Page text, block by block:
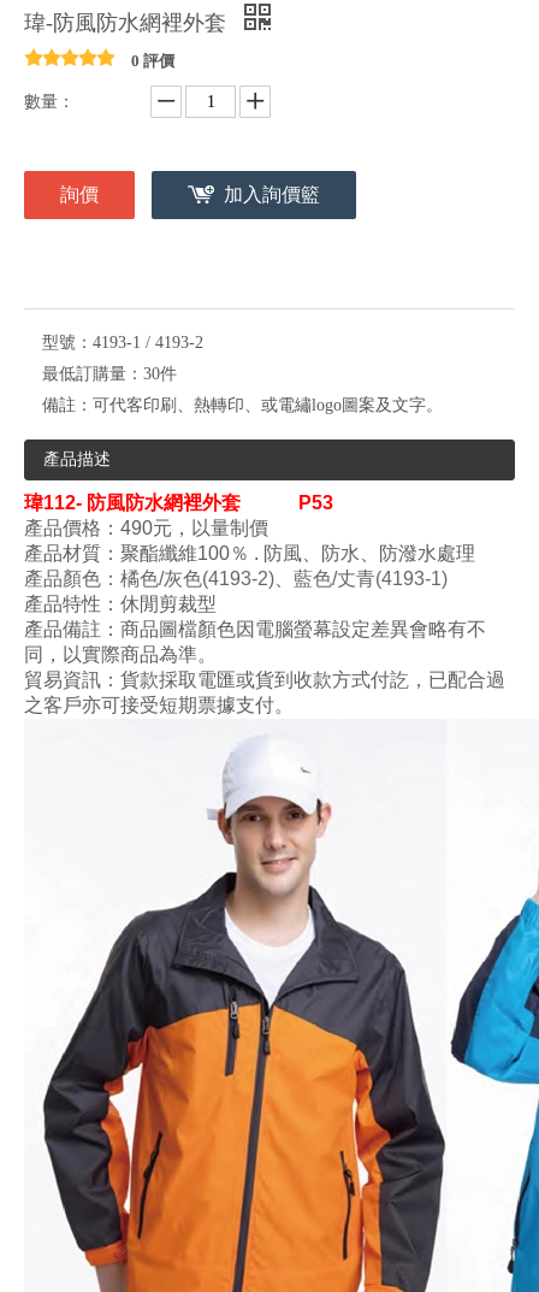
瑋-防風防水網裡外套
0 評價
數量：
詢價 加入詢價籃
型號： 4193-1 / 4193-2
最低訂購量： 30件
備註： 可代客印刷、熱轉印、或電繡logo圖案及文字。
產品描述
瑋112- 防風防水網裡外套
P53
產品價格：490元，以量制價
產品材質： 聚酯纖維100％ . 防風 、防水
防潑水處理
產品顏色 ： 橘色/灰色(4193-2) 藍色/丈青(4193-1)
產品特性： 休閒剪裁型
產品備註：商品圖檔顏色因電腦螢幕設定差異會略有不
同，以實際商品為準。
貿易資訊：貨款採取電匯或貨到收款方式付訖，已配合過
之客戶亦可接受短期票據支付。